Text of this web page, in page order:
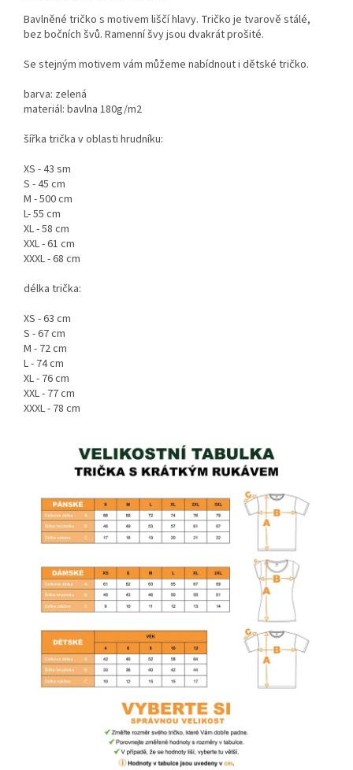
Bavlněné tričko s motivem liščí hlavy. Tričko je tvarově stálé,
bez bočních švů. Ramenní švy jsou dvakrát prošité.
Se stejným motivem vám můžeme nabídnout i dětské tričko.
barva: zelená
materiál: bavlna 180g/m2
šířka trička v oblasti hrudníku:
XS - 43 sm
S - 45 cm
M - 500 cm
L- 55 cm
XL - 58 cm
XXL - 61 cm
XXXL - 68 cm
délka trička:
XS - 63 cm
S - 67 cm
M - 72 cm
L - 74 cm
XL - 76 cm
XXL - 77 cm
XXXL - 78 cm